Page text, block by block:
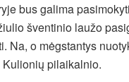
bus galima
šventinio laužo
Na, o mėgstantys
pilaikalnio.